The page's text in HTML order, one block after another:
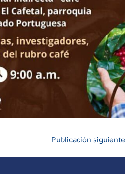
Publicación siguiente